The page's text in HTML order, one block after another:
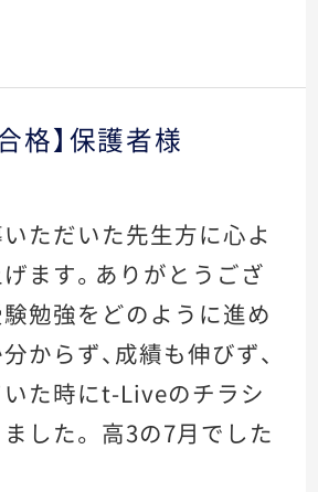
格】保護者様
ただいた先生方に心よ
ます。ありがとうござ
勉強をどのように進め
からず、成績も伸びず、
た時にt-Liveのチラシ
した。 高3の7月でした